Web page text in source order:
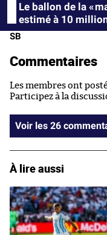
Le ballon de la «
estimé à 10
SB
Commentaires
Les membres ont
Participez à la
Voir les 26
À lire aussi